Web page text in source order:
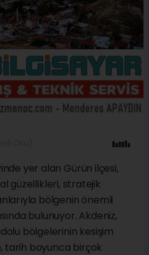
yer alan Gürün ilçesi,
güzellikleri, stratejik
bölgenin önemli
bulunuyor. Akdeniz,
bölgelerinin kesişim
tarih boyunca birçok